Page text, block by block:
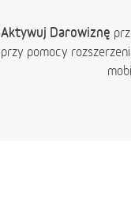
Aktywuj Darowiznę
przy pomocy